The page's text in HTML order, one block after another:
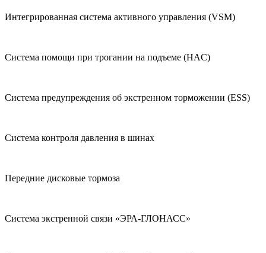
Интегрированная система активного управления (VSM)
Система помощи при трогании на подъеме (HAC)
Система предупреждения об экстренном торможении (ESS)
Система контроля давления в шинах
Передние дисковые тормоза
Система экстренной связи «ЭРА-ГЛОНАСС»